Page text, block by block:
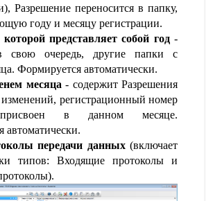
Разрешение переносится в папку,
году и месяцу регистрации.
представляет собой год-
свою очередь, другие папки с
Формируется автоматически.
месяца - содержит Разрешения
регистрационный номер
в данном месяце.
автоматически.
передачи данных(включает
типов: Входящие протоколы и